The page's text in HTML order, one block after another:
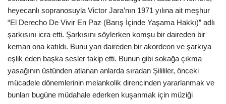
heyecanlı sopranosuyla Victor Jara’nın 1971 yılına ait meşhur
“El Derecho De Vivir En Paz (Barış İçinde Yaşama Hakkı)” adlı
şarkısını icra etti. Şarkısını söylerken komşu bir daireden bir
keman ona katıldı. Bunu yan daireden bir akordeon ve şarkıya
eşlik eden başka sesler takip etti. Bunun gibi sokağa çıkma
yasağının üstünden atlanan anlarda sıradan Şilililer, önceki
mücadele dönemlerinin melankolik direncinden yararlanmak ve
bunları bugüne müdahale ederken kuşanmak için müziği